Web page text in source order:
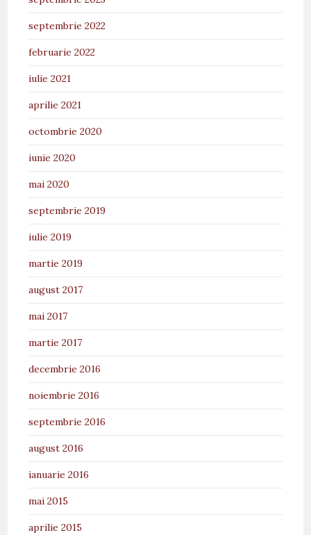
septembrie 2022
februarie 2022
iulie 2021
aprilie 2021
octombrie 2020
iunie 2020
mai 2020
septembrie 2019
iulie 2019
martie 2019
august 2017
mai 2017
martie 2017
decembrie 2016
noiembrie 2016
septembrie 2016
august 2016
ianuarie 2016
mai 2015
aprilie 2015